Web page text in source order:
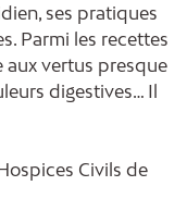
ses pratiques
Parmi les recettes
aux vertus presque
digestives… Il
Civils de